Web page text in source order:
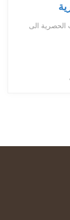
الحصرية الى